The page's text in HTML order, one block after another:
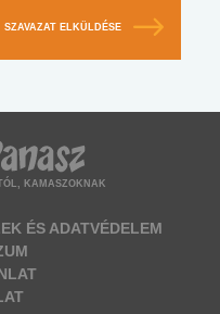
SZAVAZAT ELKÜLDÉSE
KAMASZOKNAK
ÉS ADATVÉDELEM